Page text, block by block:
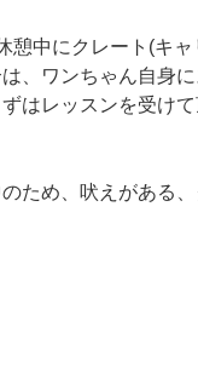
憩中にクレート(キ
、ワンちゃん自身
はレッスンを受け
ため、吠えがある